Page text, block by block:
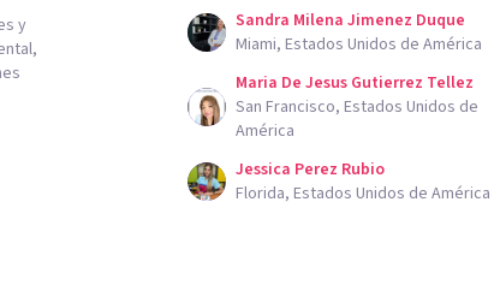
y
Sandra Milena Jimenez Duque
Miami, Estados Unidos de América
Maria De Jesus Gutierrez Tellez
San Francisco, Estados Unidos de
América
Jessica Perez Rubio
Florida, Estados Unidos de América